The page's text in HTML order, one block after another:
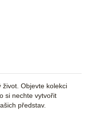
Objevte kolekci
si nechte vytvořit
představ.